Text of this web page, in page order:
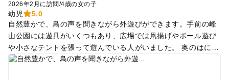
2026年2月に訪問/4歳の女の子
幼児
5.0
自然豊かで、鳥の声を聞きながら外遊びができます。手前の峰
山公園には遊具がいくつもあり、広場では凧揚げやボール遊び
や小さなテントを張って遊んでいる人がいました。 奥のはにわ
っこ広場は新そうな大型遊具がいくつもあり、いつまででも遊